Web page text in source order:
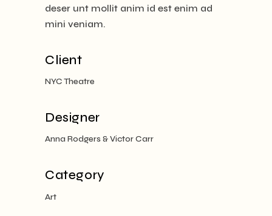
Client
NYC Theatre
Designer
Anna Rodgers & Victor Carr
Category
Art
deser unt mollit anim id est enim ad
mini veniam.